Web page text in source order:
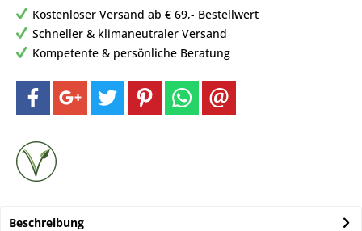
Kostenloser Versand ab € 69,- Bestellwert
Schneller & klimaneutraler Versand
Kompetente & persönliche Beratung
Beschreibung